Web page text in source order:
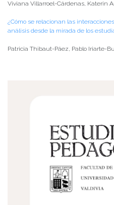
Viviana Villarroel-Cárdenas, Katerin
¿Cómo se relacionan las
análisis desde la mirada de los
Patricia Thibaut-Páez, Pablo Iriarte-